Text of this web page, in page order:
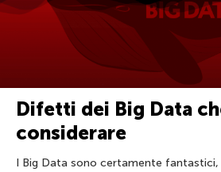
Difetti dei Big Data
considerare
I Big Data sono certamente